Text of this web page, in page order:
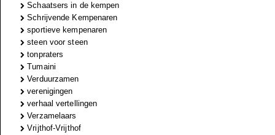
Schaatsers in de kempen
Schrijvende Kempenaren
sportieve kempenaren
steen voor steen
tonpraters
Tumaini
Verduurzamen
verenigingen
verhaal vertellingen
Verzamelaars
Vrijthof-Vrijthof